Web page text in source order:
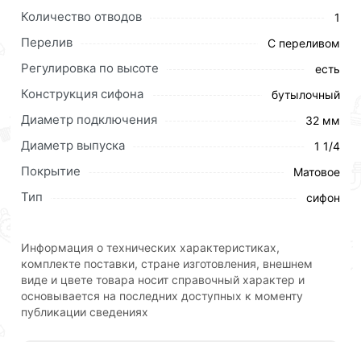
Для приобретения данной позиции, кликните
Количество отводов 1
Перелив С переливом
Регулировка по высоте есть
Конструкция сифона бутылочный
Диаметр подключения 32 мм
Диаметр выпуска 1 1/4
Покрытие Матовое
Тип сифон
Информация о технических характеристиках,
комплекте поставки, стране изготовления, внешнем
виде и цвете товара носит справочный характер и
основывается на последних доступных к моменту
публикации сведениях